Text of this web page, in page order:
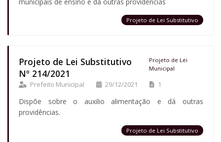
Projeto de Lei Substitutivo
Projeto de Lei Substitutivo
Nº 214/2021
Projeto de Lei
Municipal
Prefeito Municipal 29/12/2021 1
Dispõe sobre o auxilio alimentação e dá outras
providências.
Projeto de Lei Substitutivo